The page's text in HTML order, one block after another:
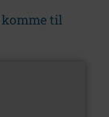
til